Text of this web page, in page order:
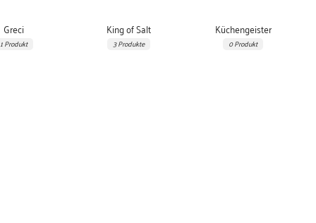
Greci
1 Produkt
King of Salt
3 Produkte
Küchengeister
0 Produkt